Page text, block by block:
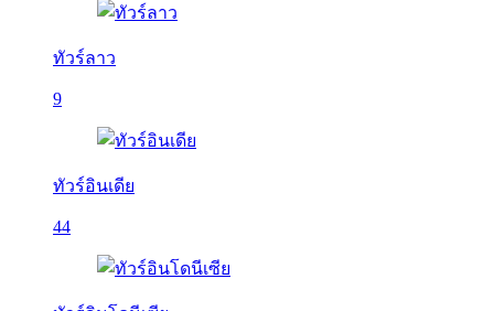
ทัวร์ลาว
9
ทัวร์อินเดีย
44